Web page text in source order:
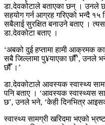
डा.देवकोटाले बताएका छन् । उनले
सहयोग गर्न आग्रह गरिएको भन्दै
सबैलाई सुरक्षित बनाउने बताए ।
डा.देवकोटा बताए ।
‘अबको दुई हप्तामा हामी आक्रमक
सबै जिल्लामा पु¥याएका छौँ’, उनले
छौँ ।’
डा.देवकोटाले आवस्यक स्वास्थ्य
पनि बताए । ‘आवस्यक स्वास्थ्यस
छ’, उनले भने, ‘केही दिनभित्र
स्वास्थ्य सामग्री खरिदमा भएको